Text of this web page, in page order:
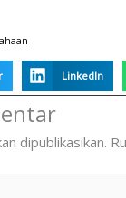
LinkedIn
dipublikasikan.